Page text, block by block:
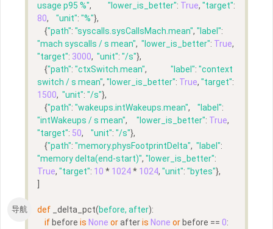
导航
usage p95 %", "lower_is_better": True, "target"
80, "unit": "%"},
    {
"path": "syscalls.sysCallsMach.mean", "label"
"mach syscalls / s mean", "lower_is_better": True
"target": 3000, "unit": "/s"},
    {
"path": "ctxSwitch.mean", "label": "context
switch / s mean", "lower_is_better": True, "target"
1500, "unit": "/s"},
    {
"path": "wakeups.intWakeups.mean", "label"
"intWakeups / s mean", "lower_is_better": True
"target": 50, "unit": "/s"},
    {
"path": "memory.physFootprintDelta", "label"
"memory delta(end-start)", "lower_is_better"
True, "target": 10 * 1024 * 1024, "unit": "bytes"},
def _delta_pct(before, after):
if before is None or after is None or before == 0: